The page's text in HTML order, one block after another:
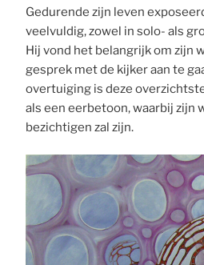
Gedurende zijn leven
veelvuldig, zowel in solo- als
Hij vond het belangrijk om zijn
gesprek met de kijker aan te
overtuiging is deze
als een eerbetoon, waarbij zijn
bezichtigen zal zijn.